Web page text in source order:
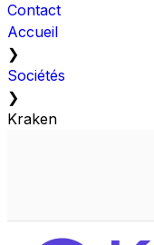
Contact
Accueil
❯
Sociétés
❯
Kraken